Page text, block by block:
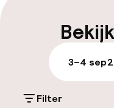
Parkeren &
(buiten)
3–4 sep
Filter